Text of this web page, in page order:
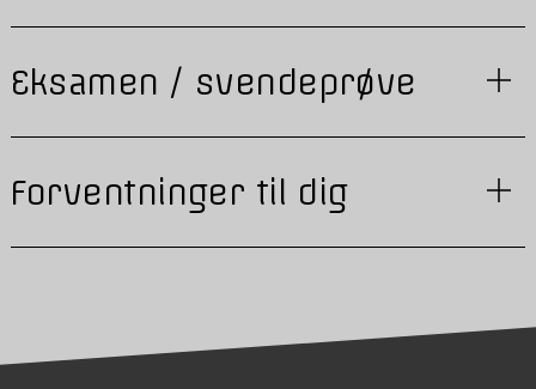
Eksamen / svendeprøve
Forventninger til dig